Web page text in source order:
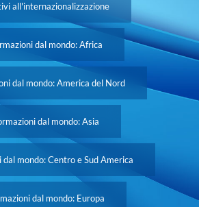
all'internazionalizzazione
dal mondo: Africa
dal mondo: America del Nord
dal mondo: Asia
dal mondo: Centro e Sud America
dal mondo: Europa